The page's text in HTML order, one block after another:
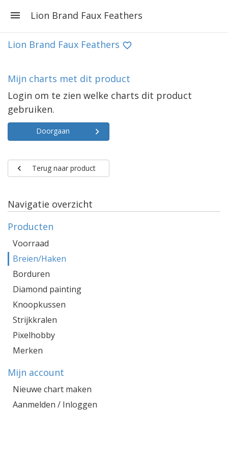
Lion Brand Faux Feathers
Lion Brand Faux Feathers
Mijn charts met dit product
Login om te zien welke charts dit product
gebruiken.
Doorgaan
Terug naar product
Navigatie overzicht
Producten
Voorraad
Breien/Haken
Borduren
Diamond painting
Knoopkussen
Strijkkralen
Pixelhobby
Merken
Mijn account
Nieuwe chart maken
Aanmelden / Inloggen